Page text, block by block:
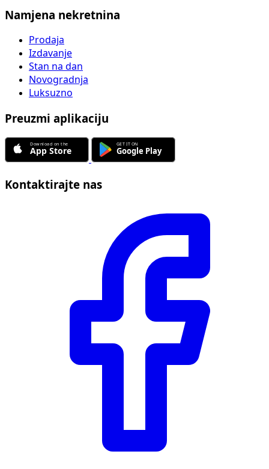
Namjena nekretnina
Prodaja
Izdavanje
Stan na dan
Novogradnja
Luksuzno
Preuzmi aplikaciju
Kontaktirajte nas